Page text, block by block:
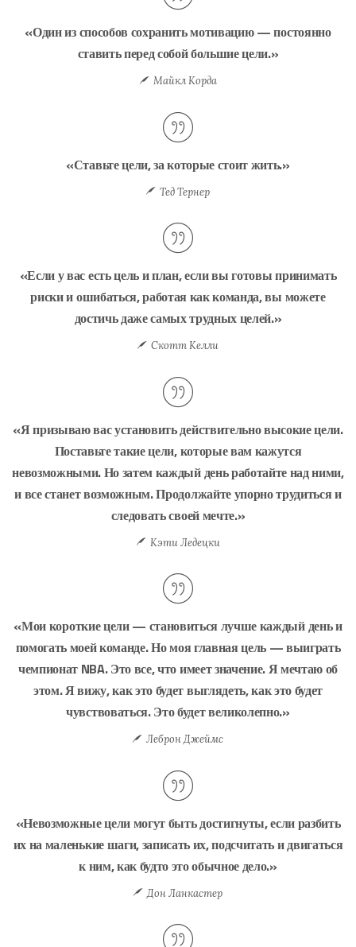
«Один из способов сохранить мотивацию — постоянно
ставить перед собой большие цели.»
Майкл Корда
«Ставьте цели, за которые стоит жить.»
Тед Тернер
«Если у вас есть цель и план, если вы готовы принимать
риски и ошибаться, работая как команда, вы можете
достичь даже самых трудных целей.»
Скотт Келли
«Я призываю вас установить действительно высокие цели.
Поставьте такие цели, которые вам кажутся
невозможными. Но затем каждый день работайте над ними,
и все станет возможным. Продолжайте упорно трудиться и
следовать своей мечте.»
Кэти Ледецки
«Мои короткие цели — становиться лучше каждый день и
помогать моей команде. Но моя главная цель — выиграть
чемпионат NBA. Это все, что имеет значение. Я мечтаю об
этом. Я вижу, как это будет выглядеть, как это будет
чувствоваться. Это будет великолепно.»
Леброн Джеймс
«Невозможные цели могут быть достигнуты, если разбить
их на маленькие шаги, записать их, подсчитать и двигаться
к ним, как будто это обычное дело.»
Дон Ланкастер